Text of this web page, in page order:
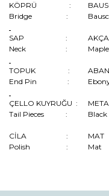
KÖPRÜ :
Bridge :
SAP :
Neck :
Maple
TOPUK :
End Pin :
ÇELLO KUYRUĞU :
Tail Pieces :
Black
CİLA :
MAT
Polish :
Mat
konularda yetersiz